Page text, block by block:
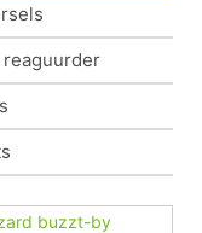
buzzt-by